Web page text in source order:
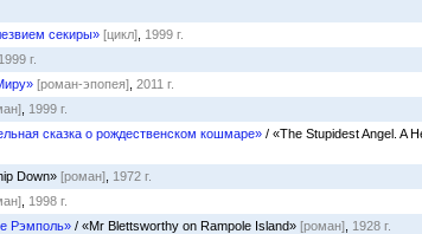
секиры» [цикл] 1999 г.
1999 г.
[роман-эпопея] 2011 г.
1999 г.
сказка о рождественском кошмаре» / «The Stupidest Angel. A
Down» [роман] 1972 г.
1998 г.
Рэмполь» / «Mr Blettsworthy on Rampole Island» [роман] 1928 г.